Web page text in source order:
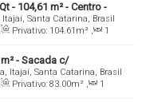
ou Email
- 104,61 m² - Centro -
Itajaí, Santa Catarina, Brasil
Privativo: 104.61 m² ,
1
m² , 1 Vaga(s) ,
Útil:
- Sacada c/
Itajaí, Santa Catarina, Brasil
Privativo: 83.00m² ,
1
m² , 1 Vaga(s) ,
Útil: